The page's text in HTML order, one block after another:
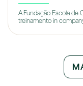
A Fundação Escola de
treinamento in company